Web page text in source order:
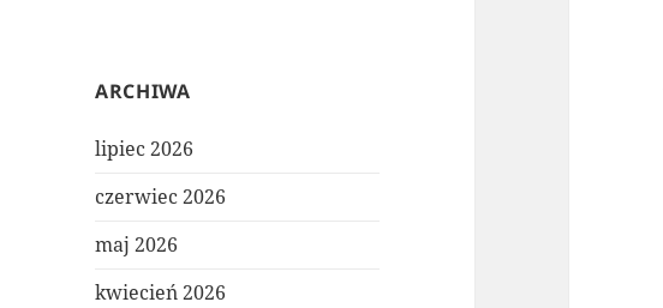
ARCHIWA
lipiec 2026
czerwiec 2026
maj 2026
kwiecień 2026